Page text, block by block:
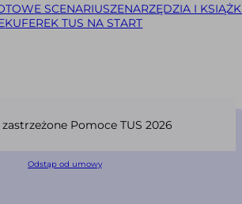
SCENARIUSZENARZĘDZIA I
KUFEREK TUS NA START
Pomoce TUS 2026
Odstąp od umowy